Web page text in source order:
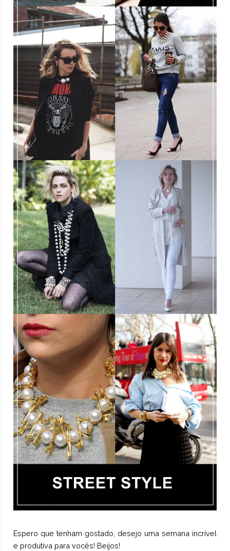
Espero que tenham gostado, desejo uma semana incrível
e produtiva para vocês! Beijos!